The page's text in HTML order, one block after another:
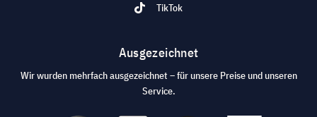
TikTok
Ausgezeichnet
Wir wurden mehrfach ausgezeichnet – für unsere Preise und unseren
Service.